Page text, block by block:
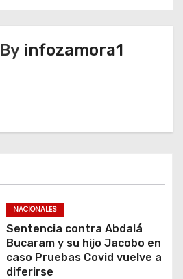
By infozamora1
NACIONALES
Sentencia contra Abdalá
Bucaram y su hijo Jacobo en
caso Pruebas Covid vuelve a
diferirse